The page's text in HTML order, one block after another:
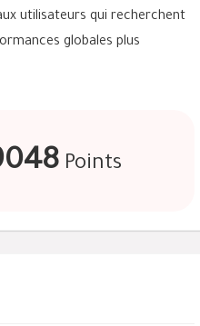
utilisateurs qui recherchent
globales plus
Points